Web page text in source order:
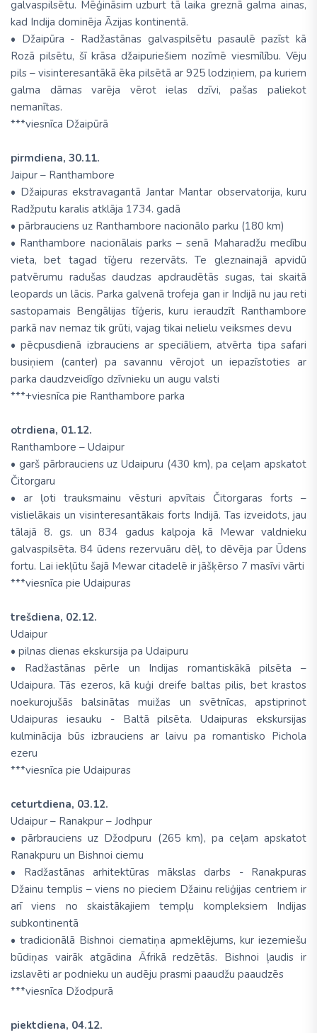
galvaspilsētu. Mēģināsim uzburt tā laika greznā galma ainas,
kad Indija dominēja Āzijas kontinentā.
• Džaipūra - Radžastānas galvaspilsētu pasaulē pazīst kā
Rozā pilsētu, šī krāsa džaipuriešiem nozīmē viesmīlību. Vēju
pils – visinteresantākā ēka pilsētā ar 925 lodziņiem, pa kuriem
galma dāmas varēja vērot ielas dzīvi, pašas paliekot
nemanītas.
***viesnīca Džaipūrā
pirmdiena, 30.11.
Jaipur – Ranthambore
• Džaipuras ekstravagantā Jantar Mantar observatorija, kuru
Radžputu karalis atklāja 1734. gadā
• pārbrauciens uz Ranthambore nacionālo parku (180 km)
• Ranthambore nacionālais parks – senā Maharadžu medību
vieta, bet tagad tīģeru rezervāts. Te gleznainajā apvidū
patvērumu radušas daudzas apdraudētās sugas, tai skaitā
leopards un lācis. Parka galvenā trofeja gan ir Indijā nu jau reti
sastopamais Bengālijas tīģeris, kuru ieraudzīt Ranthambore
parkā nav nemaz tik grūti, vajag tikai nelielu veiksmes devu
• pēcpusdienā izbrauciens ar speciāliem, atvērta tipa safari
busiņiem (canter) pa savannu vērojot un iepazīstoties ar
parka daudzveidīgo dzīvnieku un augu valsti
***+viesnīca pie Ranthambore parka
otrdiena, 01.12.
Ranthambore – Udaipur
• garš pārbrauciens uz Udaipuru (430 km), pa ceļam apskatot
Čitorgaru
• ar ļoti trauksmainu vēsturi apvītais Čitorgaras forts –
vislielākais un visinteresantākais forts Indijā. Tas izveidots, jau
tālajā 8. gs. un 834 gadus kalpoja kā Mewar valdnieku
galvaspilsēta. 84 ūdens rezervuāru dēļ, to dēvēja par Ūdens
fortu. Lai iekļūtu šajā Mewar citadelē ir jāšķērso 7 masīvi vārti
***viesnīca pie Udaipuras
trešdiena, 02.12.
Udaipur
• pilnas dienas ekskursija pa Udaipuru
• Radžastānas pērle un Indijas romantiskākā pilsēta –
Udaipura. Tās ezeros, kā kuģi dreife baltas pilis, bet krastos
noekurojušās balsinātas muižas un svētnīcas, apstiprinot
Udaipuras iesauku - Baltā pilsēta. Udaipuras ekskursijas
kulminācija būs izbrauciens ar laivu pa romantisko Pichola
ezeru
***viesnīca pie Udaipuras
ceturtdiena, 03.12.
Udaipur – Ranakpur – Jodhpur
• pārbrauciens uz Džodpuru (265 km), pa ceļam apskatot
Ranakpuru un Bishnoi ciemu
• Radžastānas arhitektūras mākslas darbs - Ranakpuras
Džainu templis – viens no pieciem Džainu reliģijas centriem ir
arī viens no skaistākajiem tempļu kompleksiem Indijas
subkontinentā
• tradicionālā Bishnoi ciematiņa apmeklējums, kur iezemiešu
būdiņas vairāk atgādina Āfrikā redzētās. Bishnoi ļaudis ir
izslavēti ar podnieku un audēju prasmi paaudžu paaudzēs
***viesnīca Džodpurā
piektdiena, 04.12.